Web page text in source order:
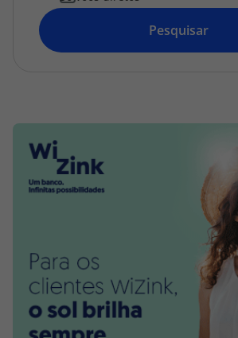
topatlantico@topatlantico.com
Pesquisar